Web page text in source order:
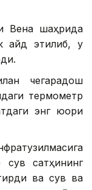
Вена шаҳрида
қайд этилиб, у
чегарадош
термометр
энг юқори
сатҳининг
ва сув ва